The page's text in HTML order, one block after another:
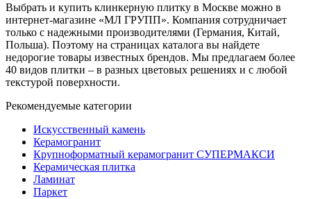
Выбрать и купить клинкерную плитку в Москве можно в
интернет-магазине «МЛ ГРУПП». Компания сотрудничает
только с надежными производителями (Германия, Китай,
Польша). Поэтому на страницах каталога вы найдете
недорогие товары известных брендов. Мы предлагаем более
40 видов плитки – в разных цветовых решениях и с любой
текстурой поверхности.
Рекомендуемые категории
Искусственный камень
Керамогранит
Крупноформатный керамогранит СУПЕРМАКСИ
Керамическая плитка
Ламинат
Паркет